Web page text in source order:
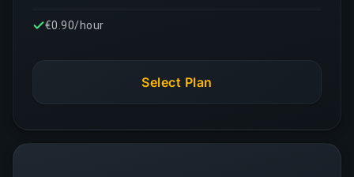
€0.90/hour
Select Plan